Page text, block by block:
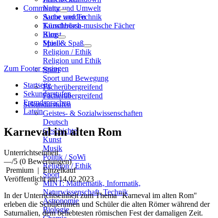
Natur und Umwelt
Sache und Technik
Künstlerisch-musische Fächer
Kunst
Musik
Religion / Ethik
Religion und Ethik
Sport
Sport und Bewegung
Fächerübergreifend
Fächerübergreifend
Sekundarstufen
Geistes- & Sozialwissenschaften
Deutsch
Geschichte
Kunst
Musik
Politik / SoWi
Religion / Ethik
Sport
MINT: Mathematik, Informatik,
Naturwissenschaft, Technik
Astronomie
Biologie
Community
Autor werden
Tauschbörse
Blog
Spiel & Spaß
Zum Footer springen
Startseite
Sekundarstufen
Fremdsprachen
Latein
Karneval im alten Rom
Unterrichtseinheit
—/5 (0 Bewertungen)
Premium | Einzelkauf
Veröffentlicht am 14.02.2023
In der Unterrichtseinheit zum Thema "Karneval im alten Rom"
erleben die Schülerinnen und Schüler die alten Römer während der
Saturnalien, dem beliebtesten römischen Fest der damaligen Zeit.